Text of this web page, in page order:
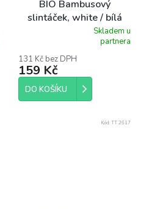
BIO Bambusový
slintáček, white / bílá
produktu
je
5,0
5
Skladem u
partnera
131 Kč bez DPH
159 Kč
DO KOŠÍKU
Kód: TT 2617